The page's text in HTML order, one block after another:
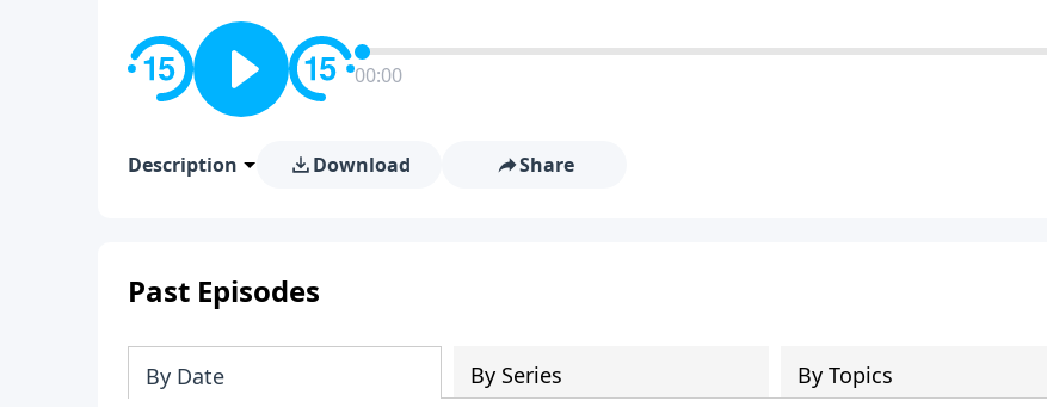
00:00
Description Download Share
Past Episodes
By Date By Series By Topics